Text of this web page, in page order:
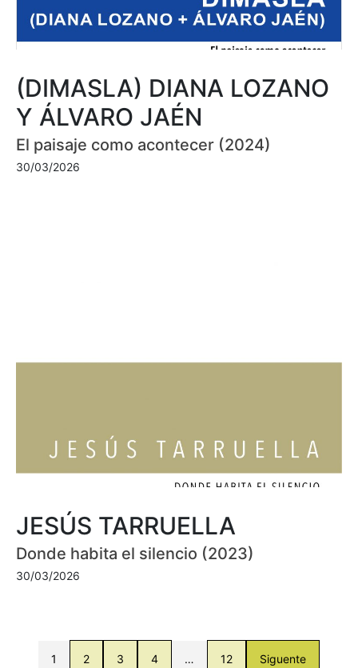
(DIMASLA) DIANA LOZANO
Y ÁLVARO JAÉN
El paisaje como acontecer (2024)
30/03/2026
JESÚS TARRUELLA
Donde habita el silencio (2023)
30/03/2026
1 2 3 4 … 12 Siguente